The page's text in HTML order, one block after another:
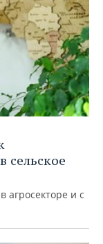
сельское
агросекторе и с